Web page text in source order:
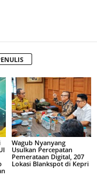
Wagub Nyanyang
Usulkan Percepatan
Pemerataan Digital, 207
Lokasi Blankspot di Kepri